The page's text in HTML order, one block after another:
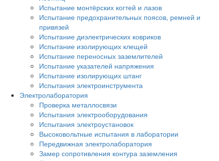
Испытание монтёрских когтей и лазов
Испытание предохранительных поясов, ремней и
привязей
Испытание диэлектрических ковриков
Испытание изолирующих клещей
Испытание переносных заземлителей
Испытание указателей напряжения
Испытание изолирующих штанг
Испытания электроинструмента
Электролаборатория
Проверка металлосвязи
Испытания электрооборудования
Испытания электроустановок
Высоковольтные испытания в лаборатории
Передвижная электролаборатория
Замер сопротивления контура заземления